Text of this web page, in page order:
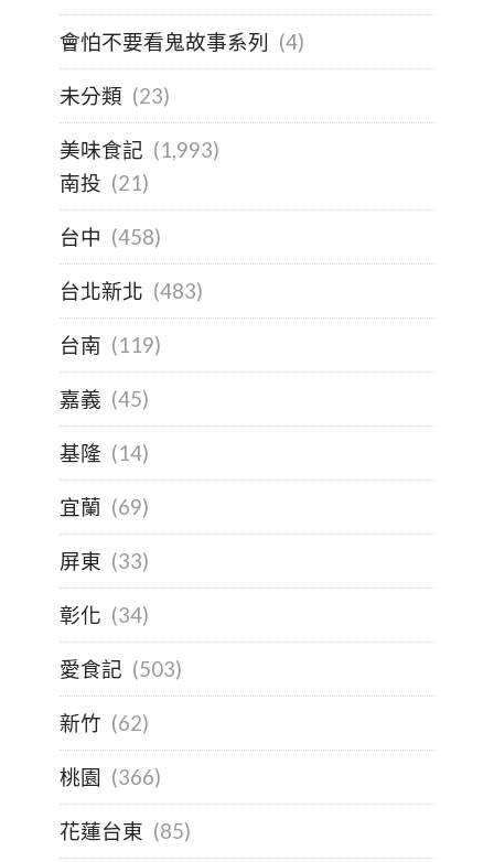
會怕不要看鬼故事系列 (4)
未分類 (23)
美味食記 (1,993)
南投 (21)
台中 (458)
台北新北 (483)
台南 (119)
嘉義 (45)
基隆 (14)
宜蘭 (69)
屏東 (33)
彰化 (34)
愛食記 (503)
新竹 (62)
桃園 (366)
花蓮台東 (85)